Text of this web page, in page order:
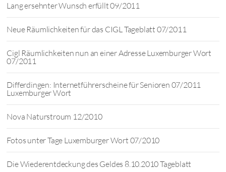
Lang ersehnter Wunsch erfüllt 09/2011
Neue Räumlichkeiten für das CIGL Tageblatt 07/2011
Cigl Räumlichkeiten nun an einer Adresse Luxemburger Wort
07/2011
Differdingen: Internetführerscheine für Senioren 07/2011
Luxemburger Wort
Nova Naturstroum 12/2010
Fotos unter Tage Luxemburger Wort 07/2010
Die Wiederentdeckung des Geldes 8.10.2010 Tageblatt